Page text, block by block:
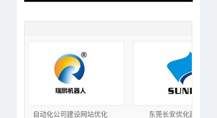
东莞长安优化建站案例-双 东莞清溪